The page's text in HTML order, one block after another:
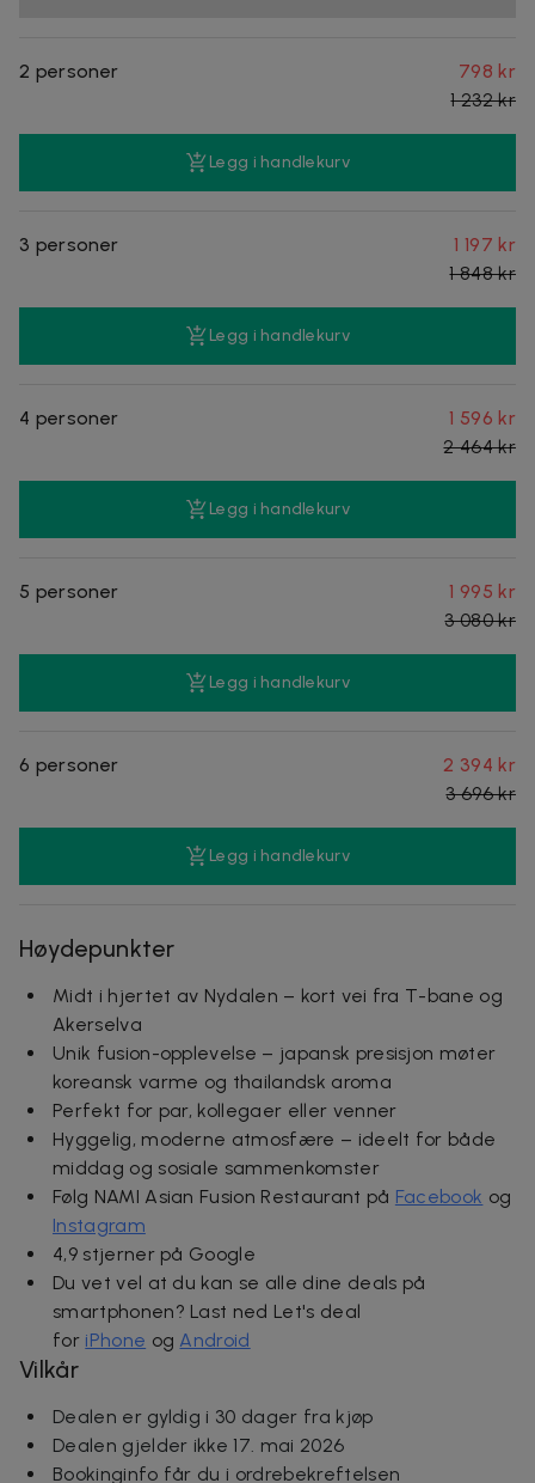
2 personer
798 kr
1 232 kr
Legg i handlekurv
3 personer
1 197 kr
1 848 kr
Legg i handlekurv
4 personer
1 596 kr
2 464 kr
Legg i handlekurv
5 personer
1 995 kr
3 080 kr
Legg i handlekurv
6 personer
2 394 kr
3 696 kr
Legg i handlekurv
Høydepunkter
Midt i hjertet av Nydalen – kort vei fra T-bane og
Akerselva
Unik fusion-opplevelse – japansk presisjon møter
koreansk varme og thailandsk aroma
Perfekt for par, kollegaer eller venner
Hyggelig, moderne atmosfære – ideelt for både
middag og sosiale sammenkomster
Følg NAMI Asian Fusion Restaurant på Facebook og
Instagram
4,9 stjerner på Google
Du vet vel at du kan se alle dine deals på
smartphonen? Last ned Let's deal
for iPhone og Android
Vilkår
Dealen er gyldig i 30 dager fra kjøp
Dealen gjelder ikke 17. mai 2026
Bookinginfo får du i ordrebekreftelsen